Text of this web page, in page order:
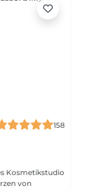
158
Kosmetikstudio
von